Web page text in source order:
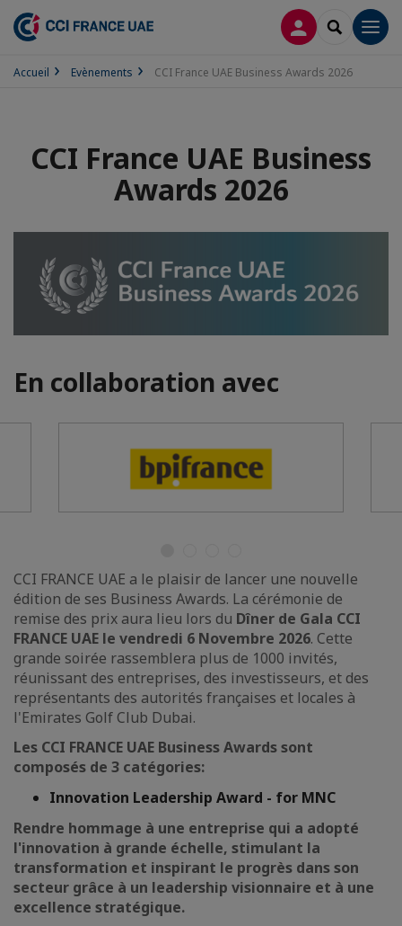
CONNEXION
Accueil Evènements CCI France UAE Business Awards 2026
CCI France UAE Business
Awards 2026
En collaboration avec
CCI FRANCE UAE a le plaisir de lancer une nouvelle
édition de ses Business Awards. La cérémonie de
remise des prix aura lieu lors du Dîner de Gala CCI
FRANCE UAE le vendredi 6 Novembre 2026. Cette
grande soirée rassemblera plus de 1000 invités,
réunissant des entreprises, des investisseurs, et des
représentants des autorités françaises et locales à
l'Emirates Golf Club Dubai.
Les CCI FRANCE UAE Business Awards sont
composés de 3 catégories:
Innovation Leadership Award - for MNC
Rendre hommage à une entreprise qui a adopté
l'innovation à grande échelle, stimulant la
transformation et inspirant le progrès dans son
secteur grâce à un leadership visionnaire et à une
excellence stratégique.